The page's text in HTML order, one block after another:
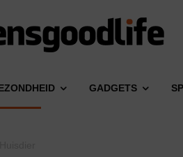
GADGETS